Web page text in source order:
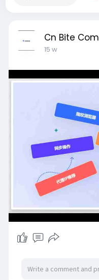
Cn Bite Com
15 w